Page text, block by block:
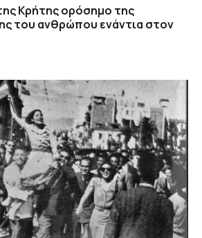
Κρήτης ορόσημο της
του ανθρώπου ενάντια στον